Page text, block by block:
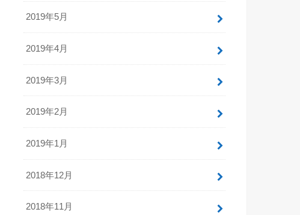
2019年5月
2019年4月
2019年3月
2019年2月
2019年1月
2018年12月
2018年11月